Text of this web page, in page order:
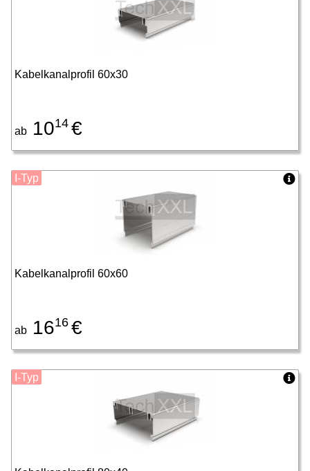
Kabelkanalprofil 60x30
ab 1014 €
Kabelkanalprofil 60x60
ab 1616 €
I-Typ
I-Typ